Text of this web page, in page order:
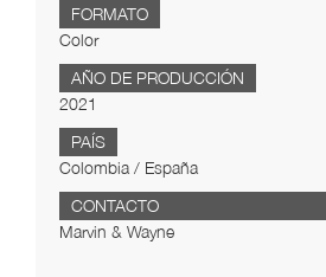
FORMATO
Color
AÑO DE PRODUCCIÓN
2021
PAÍS
Colombia / España
CONTACTO
Marvin & Wayne